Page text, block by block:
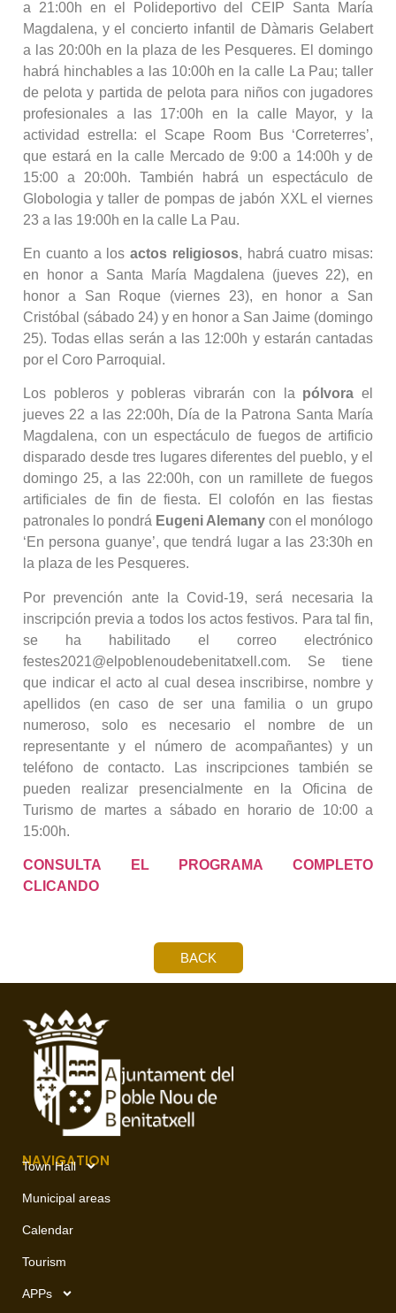
a 21:00h en el Polideportivo del CEIP Santa María
Magdalena, y el concierto infantil de Dàmaris Gelabert
a las 20:00h en la plaza de les Pesqueres. El domingo
habrá hinchables a las 10:00h en la calle La Pau; taller
de pelota y partida de pelota para niños con jugadores
profesionales a las 17:00h en la calle Mayor, y la
actividad estrella: el Scape Room Bus ‘Correterres’,
que estará en la calle Mercado de 9:00 a 14:00h y de
15:00 a 20:00h. También habrá un espectáculo de
Globologia y taller de pompas de jabón XXL el viernes
23 a las 19:00h en la calle La Pau.
En cuanto a los actos religiosos, habrá cuatro misas:
en honor a Santa María Magdalena (jueves 22), en
honor a San Roque (viernes 23), en honor a San
Cristóbal (sábado 24) y en honor a San Jaime (domingo
25). Todas ellas serán a las 12:00h y estarán cantadas
por el Coro Parroquial.
Los pobleros y pobleras vibrarán con la pólvora el
jueves 22 a las 22:00h, Día de la Patrona Santa María
Magdalena, con un espectáculo de fuegos de artificio
disparado desde tres lugares diferentes del pueblo, y el
domingo 25, a las 22:00h, con un ramillete de fuegos
artificiales de fin de fiesta. El colofón en las fiestas
patronales lo pondrá Eugeni Alemany con el monólogo
‘En persona guanye’, que tendrá lugar a las 23:30h en
la plaza de les Pesqueres.
Por prevención ante la Covid-19, será necesaria la
inscripción previa a todos los actos festivos. Para tal fin,
se ha habilitado el correo electrónico
festes2021@elpoblenoudebenitatxell.com. Se tiene
que indicar el acto al cual desea inscribirse, nombre y
apellidos (en caso de ser una familia o un grupo
numeroso, solo es necesario el nombre de un
representante y el número de acompañantes) y un
teléfono de contacto. Las inscripciones también se
pueden realizar presencialmente en la Oficina de
Turismo de martes a sábado en horario de 10:00 a
15:00h.
CONSULTA EL PROGRAMA COMPLETO
CLICANDO
BACK
NAVIGATION
Town Hall
Municipal areas
Calendar
Tourism
APPs